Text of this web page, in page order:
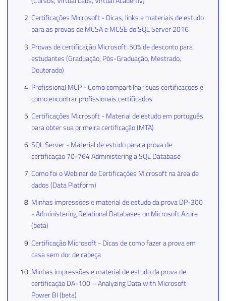
Certificações Microsoft - Dicas, links e materiais de estudo
para as provas de MCSA e MCSE do SQL Server 2016
Provas de certificação Microsoft: 50% de desconto para
estudantes (Graduação, Pós-Graduação, Mestrado,
Doutorado)
Profissional MCP - Como compartilhar suas certificações e
como encontrar profissionais certificados
Certificações Microsoft - Material de estudo em português
para obter sua primeira certificação (MTA)
SQL Server - Material de estudo para a prova de
certificação 70-764 Administering a SQL Database
Como foi o Webinar de Certificações Microsoft na área de
dados (Data Platform)
Minhas impressões e material de estudo da prova DP-300
- Administering Relational Databases on Microsoft Azure
(beta)
Certificação Microsoft - Dicas de como fazer a prova em
casa sem dor de cabeça
Minhas impressões e material de estudo da prova de
certificação DA-100 – Analyzing Data with Microsoft
Power BI (beta)